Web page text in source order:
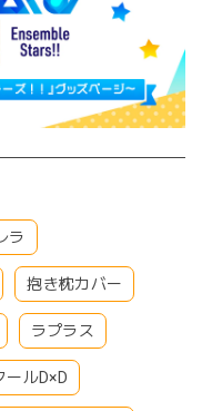
ラ
抱き枕カバー
ラプラス
ールD×D